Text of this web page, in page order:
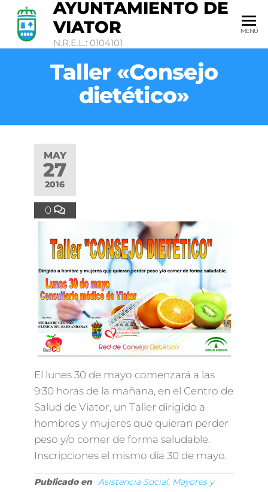
AYUNTAMIENTO DE
VIATOR
N.R.E.L.: 0104101
MENÚ
Taller «Consejo
dietético»
MAY
27
2016
0
El lunes 30 de mayo comenzará a las
9:30 horas de la mañana, en el Centro de
Salud de Viator, un Taller dirigido a
hombres y mujeres que quieran perder
peso y/o comer de forma saludable.
Inscripciones el mismo día 30 de mayo.
Publicado en Asistencia Social, Mayores y